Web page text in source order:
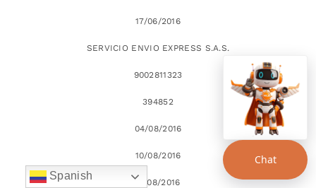
17/06/2016
SERVICIO ENVIO EXPRESS S.A.S.
9002811323
394852
04/08/2016
10/08/2016
11/08/2016
Spanish
Chat